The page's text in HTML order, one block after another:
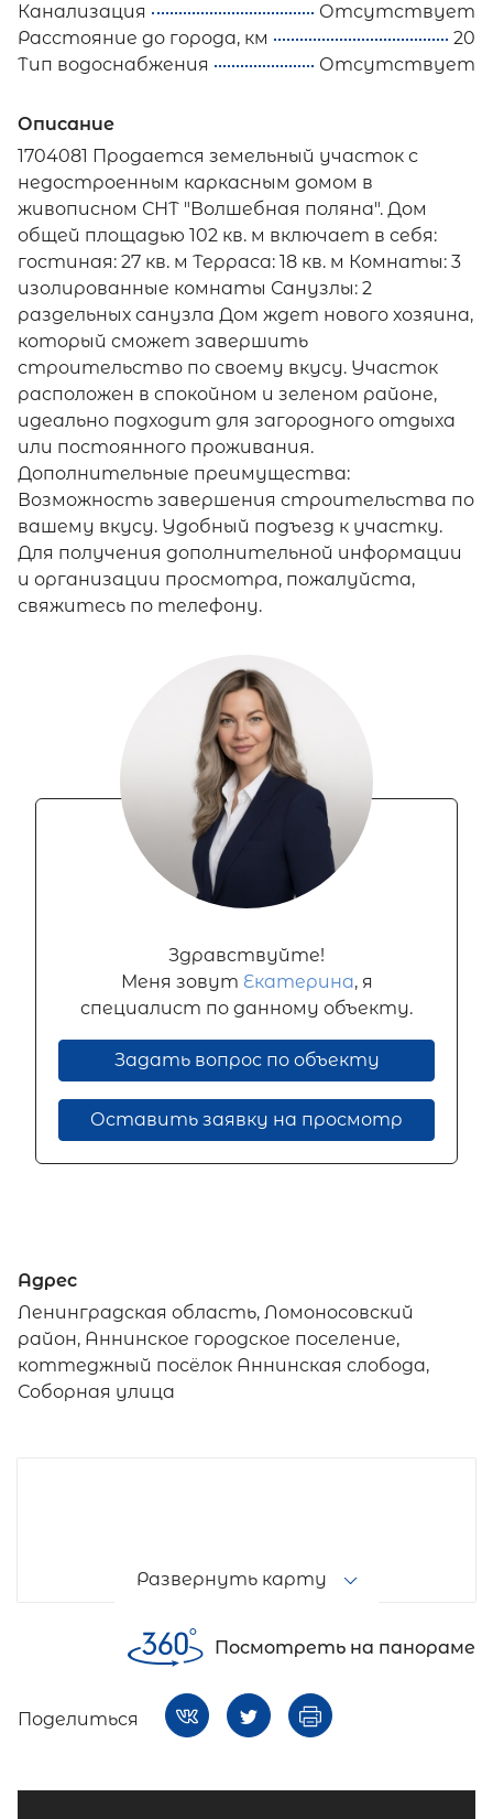
Канализация
Отсутствует
Расстояние до города, км
20
Тип водоснабжения
Отсутствует
Описание
1704081 Продается земельный участок с
недостроенным каркасным домом в
живописном СНТ "Волшебная поляна". Дом
общей площадью 102 кв. м включает в себя:
гостиная: 27 кв. м Терраса: 18 кв. м Комнаты: 3
изолированные комнаты Санузлы: 2
раздельных санузла Дом ждет нового хозяина,
который сможет завершить
строительство по своему вкусу. Участок
расположен в спокойном и зеленом районе,
идеально подходит для загородного отдыха
или постоянного проживания.
Дополнительные преимущества:
Возможность завершения строительства по
вашему вкусу. Удобный подъезд к участку.
Для получения дополнительной информации
и организации просмотра, пожалуйста,
свяжитесь по телефону.
Здравствуйте!
Меня зовут Екатерина, я
специалист по данному объекту.
Задать вопрос по объекту
Оставить заявку на просмотр
Адрес
Ленинградская область, Ломоносовский
район, Аннинское городское поселение,
коттеджный посёлок Аннинская слобода,
Соборная улица
Развернуть карту
Посмотреть на панораме
Поделиться